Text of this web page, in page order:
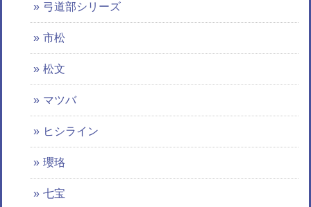
弓道部シリーズ
市松
松文
マツバ
ヒシライン
瓔珞
七宝